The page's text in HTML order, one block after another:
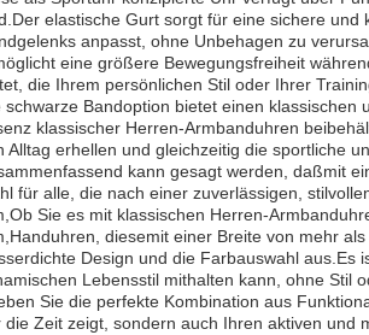
elastische Gurt sorgt für eine sichere
anpasst, ohne Unbehagen zu
eine größere Bewegungsfreiheit
die Ihrem persönlichen Stil oder Ihrer
schwarze Bandoption bietet einen
klassischer Herren-Armbanduhren
Alltag erhellen und gleichzeitig die sportliche
kann gesagt werden, daßmit
für alle, die nach einer zuverlässigen,
Ob Sie es mit klassischen Herren-
Handuhren, diesemit einer Breite von mehr
Design und die Farbauswahl aus.Es
Lebensstil mithalten kann, ohne Stil
Sie die perfekte Kombination aus
die Zeit zeigt, sondern auch Ihren aktiven und